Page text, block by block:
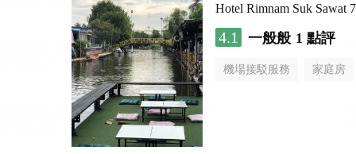
Hotel Rimnam Suk Sawat
4.1 一般般 1 點評
機場接駁服務 家庭房